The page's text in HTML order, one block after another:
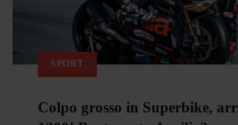
SPORT
Colpo grosso in Superbike,